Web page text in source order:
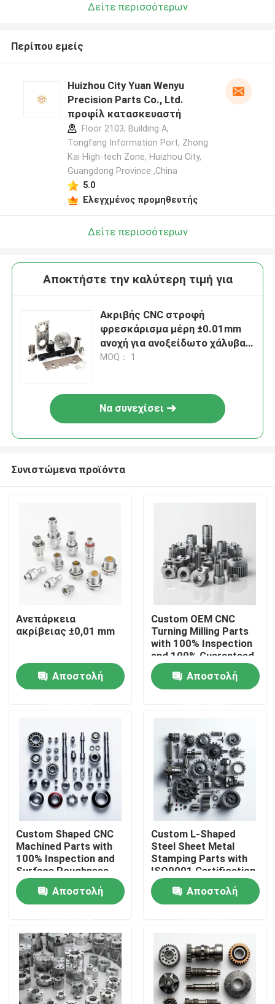
Προϊόντα
Σχετικά με εμάς
Επισκεψή εργοστασίου
Έλεγχος ποιότητας
Επικοινωνήστε μαζί μας
Ανταλλακτικά κατεργασμένα με Cnc
Ανταλλακτικά φρέζας CNC
Δείτε περισσότερων
Περίπου εμείς
Huizhou City Yuan Wenyu
Precision Parts Co., Ltd.
προφίλ κατασκευαστή
Floor 2103, Building A,
Tongfang Information Port, Zhong
Kai High-tech Zone, Huizhou City,
Guangdong Province ,China
5.0
Ελεγχμένος προμηθευτής
Δείτε περισσότερων
Αποκτήστε την καλύτερη τιμή για
Ακριβής CNC στροφή
φρεσκάρισμα μέρη ±0.01mm
ανοχή για ανοξείδωτο χάλυβα,
αλουμίνιο, ορείχαλκο
MOQ： 1
Να συνεχίσει
Συνιστώμενα προϊόντα
Ανεπάρκεια
ακρίβειας ±0,01 mm
Αποστολή
Custom OEM CNC
Turning Milling Parts
with 100% Inspection
and 100% Guaranteed
Precision CNC
Machined Parts
Αποστολή
Custom Shaped CNC
Machined Parts with
100% Inspection and
Surface Roughness
Min Ra 0.1~3.2
Precision Mechanical
Parts
Αποστολή
Custom L-Shaped
Steel Sheet Metal
Stamping Parts with
ISO9001 Certification
in Customized Sizes
and ColorsΑποστολή